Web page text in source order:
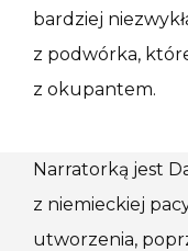
bardziej
z podwórka,
z okupantem.
Narratorką jest
z niemieckiej
utworzenia,